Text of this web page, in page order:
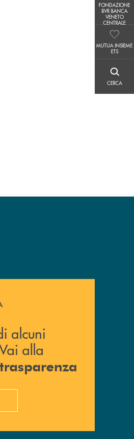
FONDAZIONE
BVR BANCA
VENETO
CENTRALE
MUTUA INSIEME
ETS
CERCA
? Vai alla pagina della
alcuni
alla
trasparenza